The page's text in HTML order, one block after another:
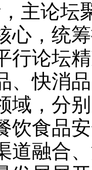
主论坛
心，统
行论坛
、快消
域，分
饮食品
道融合